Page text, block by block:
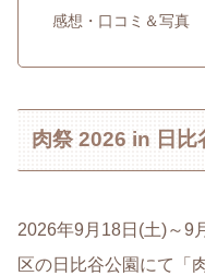
感想・口コミ＆写真
肉祭 2026 in 日比
2026年9月18日(土)～9
区の日比谷公園にて「